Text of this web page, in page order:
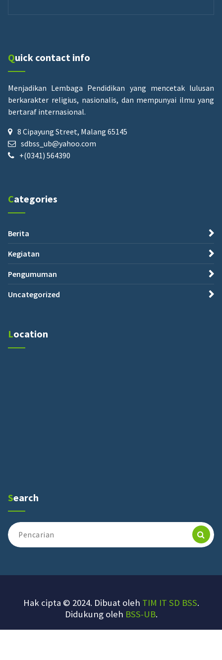
Quick contact info
Menjadikan Lembaga Pendidikan yang mencetak lulusan
berkarakter religius, nasionalis, dan mempunyai ilmu yang
bertaraf internasional.
8 Cipayung Street, Malang 65145
sdbss_ub@yahoo.com
+(0341) 564390
Categories
Berita
Kegiatan
Pengumuman
Uncategorized
Location
Search
Pencarian
untuk:
Hak cipta © 2024. Dibuat oleh TIM IT SD BSS.
Didukung oleh BSS-UB.